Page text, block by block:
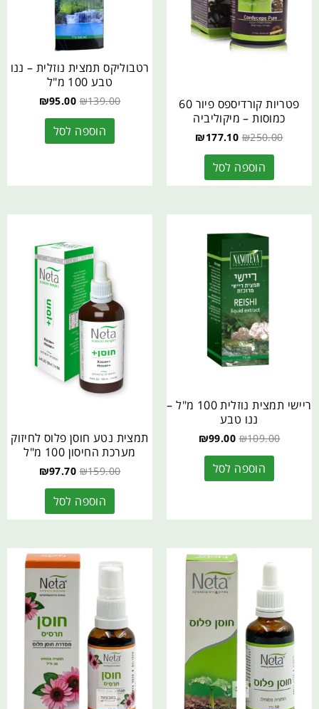
פטריות קורדיספס פיור 60
כמוסות – מיקוליביה
₪250.00
₪177.10
הוספה לסל
רטבוליקס תמצית נוזלית – ננו
טבע 100 מ"ל
₪139.00
₪95.00
הוספה לסל
ריישי תמצית נוזלית 100 מ"ל –
ננו טבע
₪109.00
₪99.00
הוספה לסל
תמצית נטע חוסן פלוס לחיזוק
מערכת החיסון 100 מ"ל
₪159.00
₪97.70
הוספה לסל